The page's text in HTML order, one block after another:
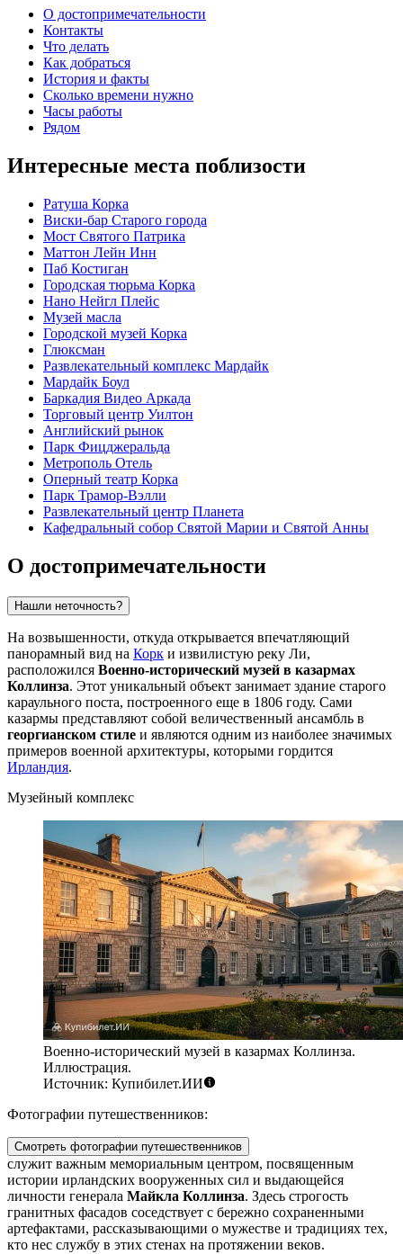
О достопримечательности
Контакты
Что делать
Как добраться
История и факты
Сколько времени нужно
Часы работы
Рядом
Интересные места поблизости
Ратуша Корка
Виски-бар Старого города
Мост Святого Патрика
Маттон Лейн Инн
Паб Костиган
Городская тюрьма Корка
Нано Нейгл Плейс
Музей масла
Городской музей Корка
Глюксман
Развлекательный комплекс Мардайк
Мардайк Боул
Баркадия Видео Аркада
Торговый центр Уилтон
Английский рынок
Парк Фицджеральда
Метрополь Отель
Оперный театр Корка
Парк Трамор-Вэлли
Развлекательный центр Планета
Кафедральный собор Святой Марии и Святой Анны
О достопримечательности
Нашли неточность?
На возвышенности, откуда открывается впечатляющий
панорамный вид на Корк и извилистую реку Ли,
расположился Военно-исторический музей в казармах
Коллинза. Этот уникальный объект занимает здание старого
караульного поста, построенного еще в 1806 году. Сами
казармы представляют собой величественный ансамбль в
георгианском стиле и являются одним из наиболее значимых
примеров военной архитектуры, которыми гордится
Ирландия.
Музейный комплекс
Военно-исторический музей в казармах Коллинза.
Иллюстрация.
Источник: Купибилет.ИИ
Фотографии путешественников:
Смотреть фотографии путешественников
служит важным мемориальным центром, посвященным
истории ирландских вооруженных сил и выдающейся
личности генерала Майкла Коллинза. Здесь строгость
гранитных фасадов соседствует с бережно сохраненными
артефактами, рассказывающими о мужестве и традициях тех,
кто нес службу в этих стенах на протяжении веков.